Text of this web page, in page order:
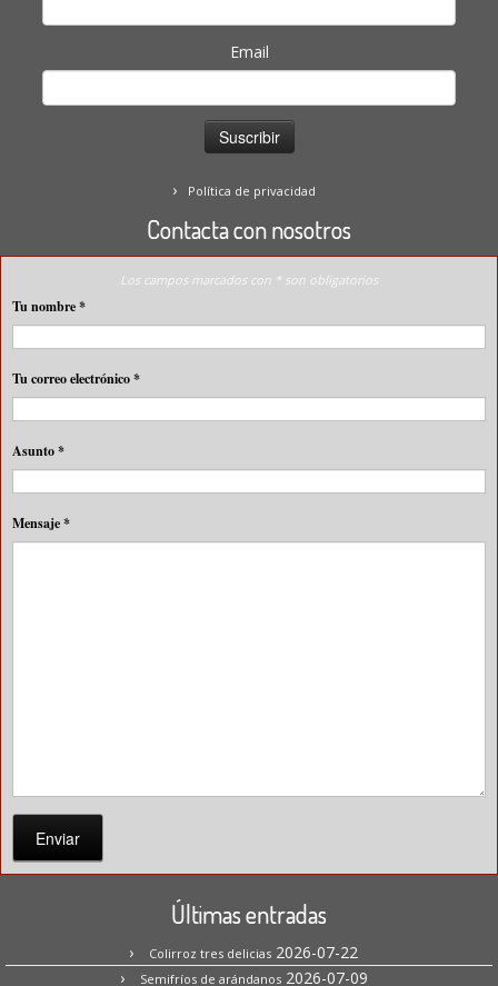
Email
Política de privacidad
Contacta con nosotros
Los campos marcados con * son obligatorios
Tu nombre*
Tu correo electrónico*
Asunto*
Mensaje*
Enviar
Últimas entradas
Colirroz tres delicias 2026-07-22
Semifríos de arándanos 2026-07-09